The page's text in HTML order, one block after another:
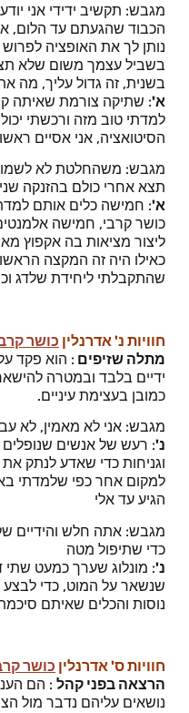
מגבש: תקשיב ידידי אני
הכבוד שהגעתם עד הלום,
נותן לך את האופציה
בשביל עצמך משום שלא
בשנית, זה גדול עליך, מה
א': שתיקה צורמת שאיתה
למדתי טוב מזה ורכשתי
הסיטואציה, אני אסיים
מגבש: משהחלטת לא
תצא אחרי כולם בהזנקה
א': חמישה כלים אותם
כושר קרבי, חמישה
ליצור מציאות בה אקפוץ
כאילו היה זה המקצה
שהתקבלתי ליחידת שלדג
חוויות נ' אדרנלין כושר
מתלה שזיפים : הוא פקד
ידיים בלבד ובמטרה
כמובן בעצימת עיניים.
מגבש: אני לא מאמין, לא
נ': רעש של אנשים
וגניחות כדי שאדע לנתק
למקום אחר כפי שלמדתי
הגיע עד אלי
מגבש: אתה חלש והידיים
כדי שתיפול מטה
נ': מונלוג שערך כמעט שתי
שנשאר על המוט, כדי
נוסות והכלים שאיתם
חוויות ס' אדרנלין כושר
הרצאה בפני קהל : הם
נושאים עליהם נדבר מול